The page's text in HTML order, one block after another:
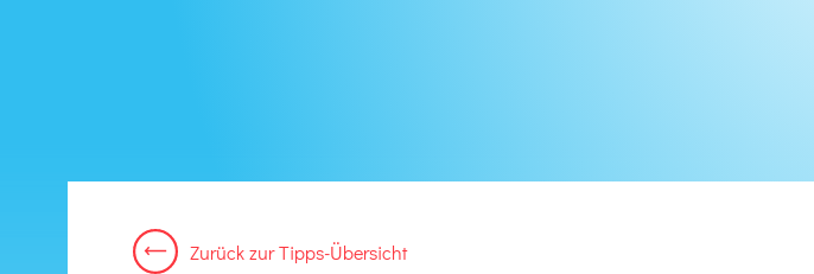
ZurückzurTipps-Übersicht